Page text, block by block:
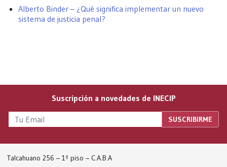
Alberto Binder – ¿Qué significa implementar un nuevo
sistema de justicia penal?
Suscripción a novedades de INECIP
Talcahuano 256 – 1º piso – C.A.B.A